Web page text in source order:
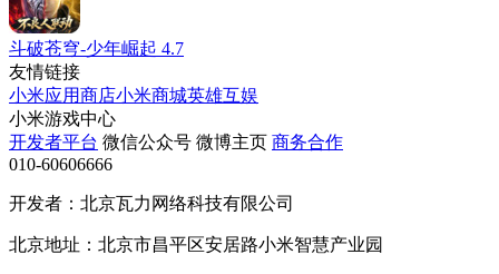
斗破苍穹-少年崛起 4.7
友情链接
小米应用商店小米商城英雄互娱
小米游戏中心
开发者平台 微信公众号 微博主页 商务合作
010-60606666
开发者：北京瓦力网络科技有限公司
北京地址：北京市昌平区安居路小米智慧产业园